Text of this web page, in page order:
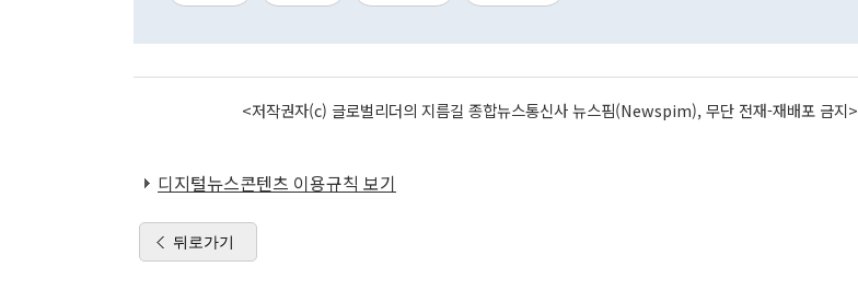
<저작권자(c) 글로벌리더의 지름길 종합뉴스통신사 뉴스핌(Newspim), 무단 전재-재배포 금지>
디지털뉴스콘텐츠 이용규칙 보기
뒤로가기